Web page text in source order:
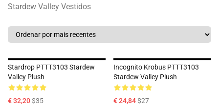
Stardew Valley Vestidos
Stardrop PTTT3103 Stardew
Valley Plush
€ 32,20$35
Incognito Krobus PTTT3103
Stardew Valley Plush
€ 24,84$27